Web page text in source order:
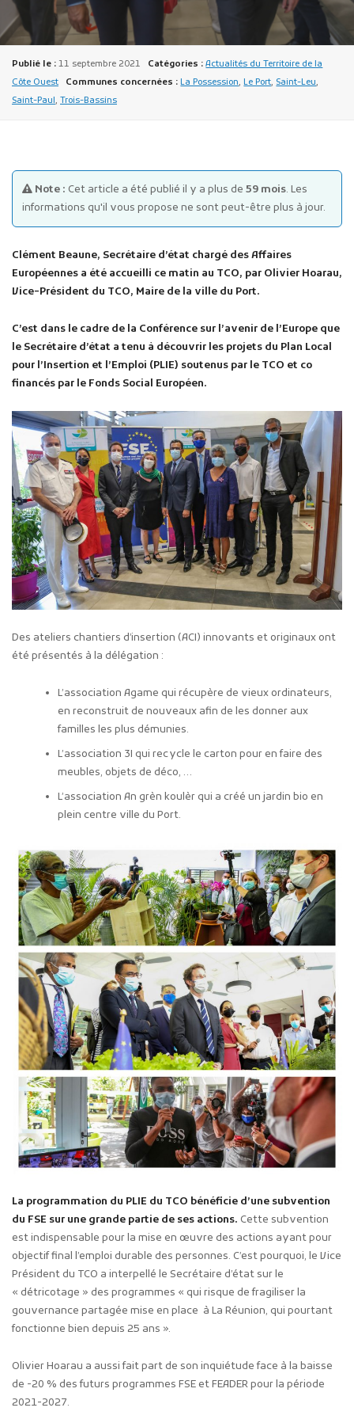
Plans d'accès
Publié le : 11 septembre 2021 Catégories : Actualités du Territoire de la
Côte Ouest
Communes concernées : La Possession,Le Port, Saint-Leu,
Saint-Paul, Trois-Bassins
Note : Cet article a été publié il y a plus de 59 mois. Les
informations qu'il vous propose ne sont peut-être plus à jour.
Clément Beaune, Secrétaire d’état chargé des Affaires
Européennes a été accueilli ce matin au TCO, par Olivier Hoarau,
Vice-Président du TCO, Maire de la ville du Port.
C’est dans le cadre de la Conférence sur l’avenir de l’Europe que
le Secrétaire d’état a tenu à découvrir les projets du Plan Local
pour l’Insertion et l’Emploi (PLIE) soutenus par le TCO et co
financés par le Fonds Social Européen.
Des ateliers chantiers d’insertion (ACI) innovants et originaux ont
été présentés à la délégation :
L’association Agame qui récupère de vieux ordinateurs,
en reconstruit de nouveaux afin de les donner aux
familles les plus démunies.
L’association 3I qui recycle le carton pour en faire des
meubles, objets de déco, …
L’association An grèn koulèr qui a créé un jardin bio en
plein centre ville du Port.
La programmation du PLIE du TCO bénéficie d’une subvention
du FSE sur une grande partie de ses actions. Cette subvention
est indispensable pour la mise en œuvre des actions ayant pour
objectif final l’emploi durable des personnes. C’est pourquoi, le Vice
Président du TCO a interpellé le Secrétaire d’état sur le
« détricotage » des programmes « qui risque de fragiliser la
gouvernance partagée mise en place à La Réunion, qui pourtant
fonctionne bien depuis 25 ans ».
Olivier Hoarau a aussi fait part de son inquiétude face à la baisse
de -20 % des futurs programmes FSE et FEADER pour la période
2021-2027.